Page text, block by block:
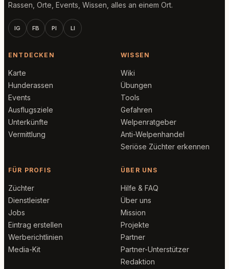
Rassen, Orte, Events, Wissen, alles an einem Ort.
IG FB PI LI
ENTDECKEN
Karte
Hunderassen
Events
Ausflugsziele
Unterkünfte
Vermittlung
WISSEN
Wiki
Übungen
Tools
Gefahren
Welpenratgeber
Anti-Welpenhandel
Seriöse Züchter erkennen
FÜR PROFIS
Züchter
Dienstleister
Jobs
Eintrag erstellen
Werberichtlinien
Media-Kit
ÜBER UNS
Hilfe & FAQ
Über uns
Mission
Projekte
Partner
Partner-Unterstützer
Redaktion